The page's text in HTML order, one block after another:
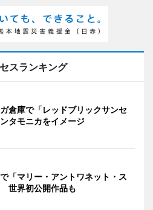
スランキング
倉庫で「レッドブリックサンセ
タモニカをイメージ
「マリー・アントワネット・ス
世界初公開作品も